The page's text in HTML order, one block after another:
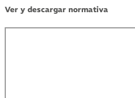
Ver y descargar normativa